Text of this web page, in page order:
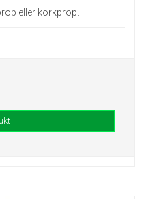
eller korkprop.